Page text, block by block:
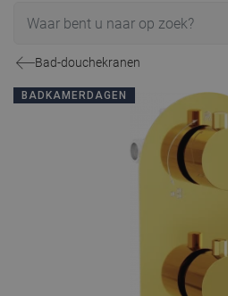
Bad-douchekranen
BADKAMERDAGEN